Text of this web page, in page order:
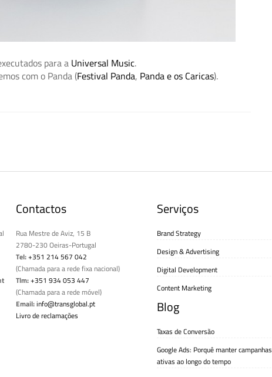
para a Universal Music.
com o Panda (Festival Panda, Panda e os Caricas).
Contactos
Rua Mestre de Aviz, 15 B
2780-230 Oeiras-Portugal
Tel:+351 214 567 042
(Chamada para a rede fixa nacional)
Tlm:+351 934 053 447
(Chamada para a rede móvel)
Email:info@transglobal.pt
Livro de reclamações
Serviços
Brand Strategy
Design & Advertising
Digital Development
Content Marketing
Blog
Taxas de Conversão
Google Ads: Porquê manter campanhas
ativas ao longo do tempo